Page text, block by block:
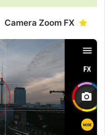
Camera Zoom FX